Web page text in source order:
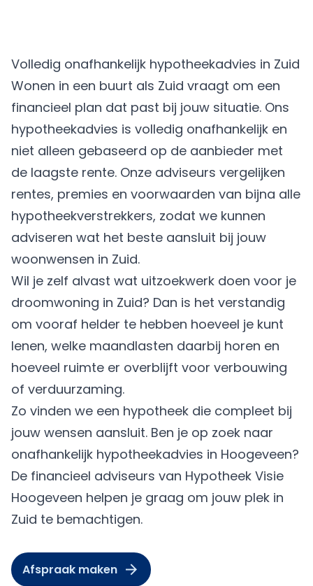
Volledig onafhankelijk hypotheekadvies in Zuid
Wonen in een buurt als Zuid vraagt om een
financieel plan dat past bij jouw situatie. Ons
hypotheekadvies is volledig onafhankelijk en
niet alleen gebaseerd op de aanbieder met
de laagste rente. Onze adviseurs vergelijken
rentes, premies en voorwaarden van bijna alle
hypotheekverstrekkers, zodat we kunnen
adviseren wat het beste aansluit bij jouw
woonwensen in Zuid.
Wil je zelf alvast wat uitzoekwerk doen voor je
droomwoning in Zuid? Dan is het verstandig
om vooraf helder te hebben hoeveel je kunt
lenen, welke maandlasten daarbij horen en
hoeveel ruimte er overblijft voor verbouwing
of verduurzaming.
Zo vinden we een hypotheek die compleet bij
jouw wensen aansluit. Ben je op zoek naar
onafhankelijk hypotheekadvies in Hoogeveen?
De financieel adviseurs van Hypotheek Visie
Hoogeveen helpen je graag om jouw plek in
Zuid te bemachtigen.
Afspraak maken